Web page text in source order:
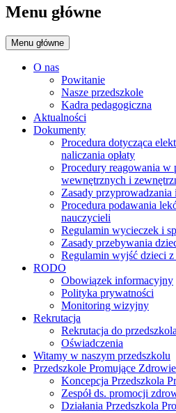
Menu główne
Menu główne
O nas
Powitanie
Nasze przedszkole
Kadra pedagogiczna
Aktualności
Dokumenty
Procedura dotycząca
naliczania opłaty
Procedury reagowania w
wewnętrznych i
Zasady przyprowadzania
Procedura podawania
nauczycieli
Regulamin wycieczek i
Zasady przebywania
Regulamin wyjść dzieci z
RODO
Obowiązek informacyjny
Polityka prywatności
Monitoring wizyjny
Rekrutacja
Rekrutacja do
Oświadczenia
Witamy w naszym przedszkolu
Przedszkole Promujące Zdrowie
Koncepcja Przedszkola
Zespół ds. promocji
Działania Przedszkola